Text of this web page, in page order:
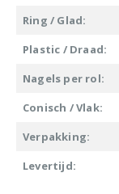
Ring / Glad:
Plastic / Draad:
Nagels per rol:
Conisch / Vlak:
Verpakking:
Levertijd: